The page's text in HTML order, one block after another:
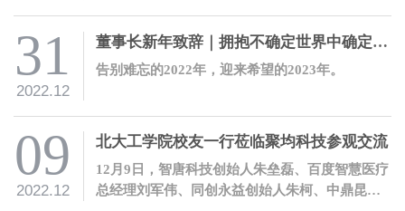
31
2022.12
董事长新年致辞｜拥抱不确定世界中确定的力量
告别难忘的2022年，迎来希望的2023年。
09
2022.12
北大工学院校友一行莅临聚均科技参观交流
12月9日，智唐科技创始人朱垒磊、百度智慧医疗
总经理刘军伟、同创永益创始人朱柯、中鼎昆仑